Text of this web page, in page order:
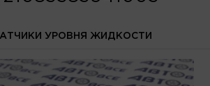
УРОВНЯ ЖИДКОСТИ